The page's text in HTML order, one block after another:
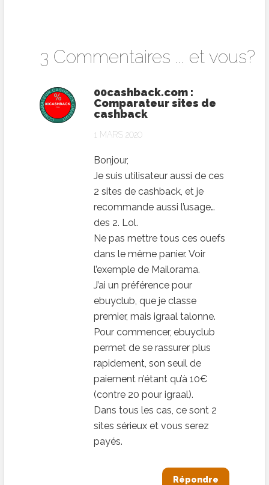
3 Commentaires ... et vous?
00cashback.com :
Comparateur sites de
cashback
1 MARS 2020
Bonjour,
Je suis utilisateur aussi de ces
2 sites de cashback, et je
recommande aussi l’usage…
des 2. Lol.
Ne pas mettre tous ces ouefs
dans le même panier. Voir
l’exemple de Mailorama.
J’ai un préférence pour
ebuyclub, que je classe
premier, mais igraal talonne.
Pour commencer, ebuyclub
permet de se rassurer plus
rapidement, son seuil de
paiement n’étant qu’à 10€
(contre 20 pour igraal).
Dans tous les cas, ce sont 2
sites sérieux et vous serez
payés.
Répondre